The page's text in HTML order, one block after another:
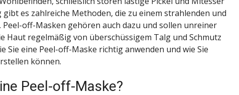
es zahlreiche Methoden, die zu einem strahlenden und
off-Masken gehören auch dazu und sollen unreiner
Haut regelmäßig von überschüssigem Talg und Schmutz
Sie eine Peel-off-Maske richtig anwenden und wie Sie
können.
Peel-off-Maske?